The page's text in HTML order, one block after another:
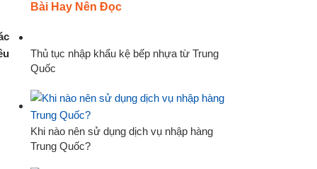
Bài Hay Nên Đọc
Thủ tục nhập khẩu kệ bếp nhựa từ Trung
Quốc
Khi nào nên sử dụng dịch vụ nhập hàng
Trung Quốc?